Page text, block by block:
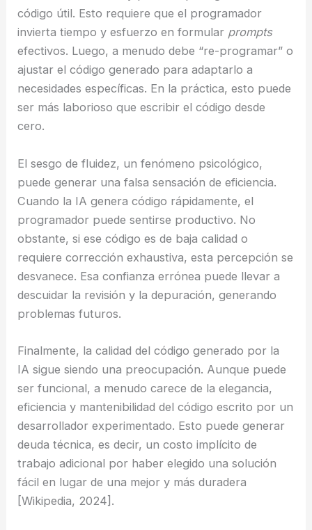
código útil. Esto requiere que el programador
invierta tiempo y esfuerzo en formular prompts
efectivos. Luego, a menudo debe “re-programar” o
ajustar el código generado para adaptarlo a
necesidades específicas. En la práctica, esto puede
ser más laborioso que escribir el código desde
cero.
El sesgo de fluidez, un fenómeno psicológico,
puede generar una falsa sensación de eficiencia.
Cuando la IA genera código rápidamente, el
programador puede sentirse productivo. No
obstante, si ese código es de baja calidad o
requiere corrección exhaustiva, esta percepción se
desvanece. Esa confianza errónea puede llevar a
descuidar la revisión y la depuración, generando
problemas futuros.
Finalmente, la calidad del código generado por la
IA sigue siendo una preocupación. Aunque puede
ser funcional, a menudo carece de la elegancia,
eficiencia y mantenibilidad del código escrito por un
desarrollador experimentado. Esto puede generar
deuda técnica, es decir, un costo implícito de
trabajo adicional por haber elegido una solución
fácil en lugar de una mejor y más duradera
[Wikipedia, 2024].